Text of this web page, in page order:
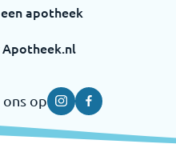
apotheek
Apotheek.nl
ons op InstagramFacebook